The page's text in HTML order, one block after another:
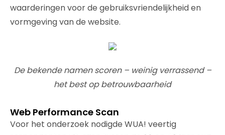
waarderingen voor de gebruiksvriendelijkheid en
vormgeving van de website.
De bekende namen scoren – weinig verrassend –
het best op betrouwbaarheid
Web Performance Scan
Voor het onderzoek nodigde WUA! veertig